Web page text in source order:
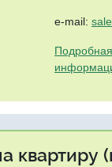
e-mail:
квартиру